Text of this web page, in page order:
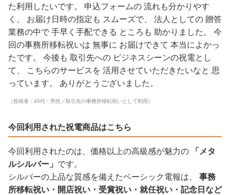
た利用したいです。 申込フォームの 流れも分かりやす
く、 お届け日時の指定も スムーズで、 法人としての 贈答
業務の中で 手早く手配できる ところも 助かりました。 今
回の事務所移転祝いは 無事に お届けできて 本当によかっ
たです。 今後も 取引先への ビジネスシーンの祝電とし
て、 こちらのサービスを 活用させていただきたいなと 思
っています。 ありがとうございました。
（投稿者：40代・男性／取引先の事務所移転祝いとして利用）
今回利用された祝電商品はこちら
今回利用されたのは、価格以上の高級感が魅力の
「メタ
ルシルバー」 です。
シルバーの上品な質感を備えたベーシック電報は、 事務
所移転祝い・開店祝い・受賞祝い・就任祝い・記念日など